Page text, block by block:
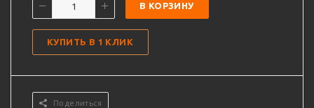
В КОРЗИНУ
КУПИТЬ В 1 КЛИК
Поделиться